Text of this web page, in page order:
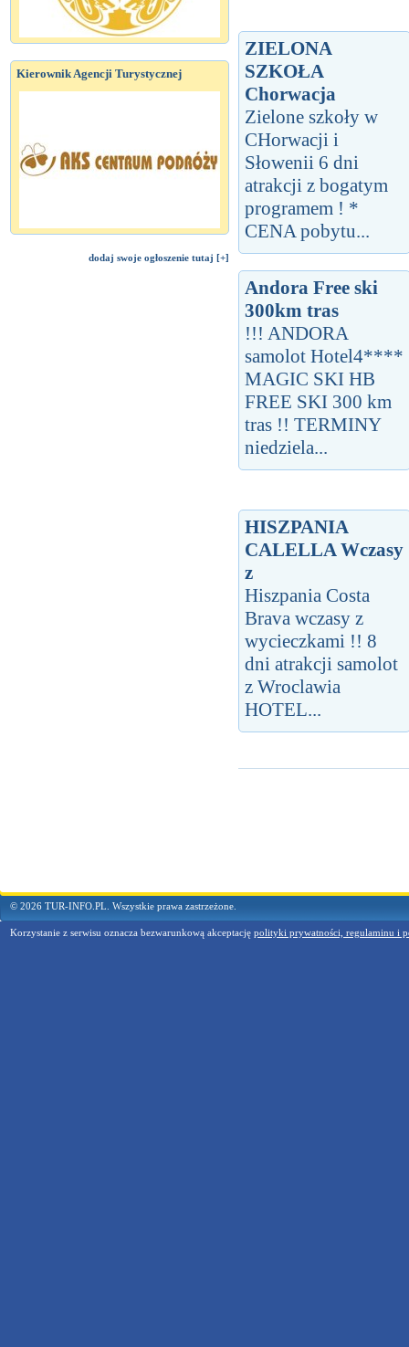
Kierownik Agencji Turystycznej
dodaj swoje ogłoszenie tutaj [+]
ZIELONA
SZKOŁA
Chorwacja
Zielone szkoły w
CHorwacji i
Słowenii 6 dni
atrakcji z bogatym
programem ! *
CENA pobytu...
Andora Free ski
300km tras
!!! ANDORA
samolot Hotel4****
MAGIC SKI HB
FREE SKI 300 km
tras !! TERMINY
niedziela...
HISZPANIA
CALELLA Wczasy
z
Hiszpania Costa
Brava wczasy z
wycieczkami !! 8
dni atrakcji samolot
z Wroclawia
HOTEL...
© 2026 TUR-INFO.PL. Wszystkie prawa zastrzeżone.
Korzystanie z serwisu oznacza bezwarunkową akceptację polityki prywatności, regulaminu i